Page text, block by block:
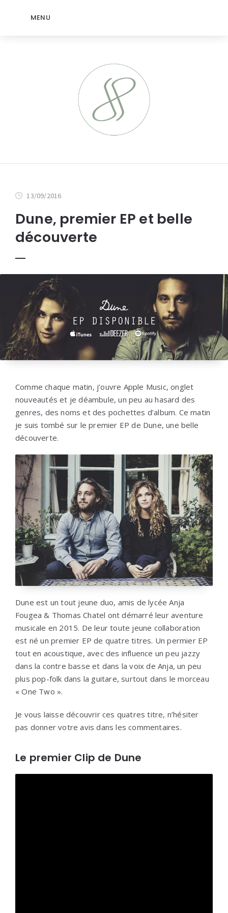
MENU
13/09/2016
Dune, premier EP et belle
découverte
Comme chaque matin, j’ouvre Apple Music, onglet
nouveautés et je déambule, un peu au hasard des
genres, des noms et des pochettes d’album. Ce matin
je suis tombé sur le premier EP de Dune, une belle
découverte.
Dune est un tout jeune duo, amis de lycée Anja
Fougea & Thomas Chatel ont démarré leur aventure
musicale en 2015. De leur toute jeune collaboration
est né un premier EP de quatre titres. Un permier EP
tout en acoustique, avec des influence un peu jazzy
dans la contre basse et dans la voix de Anja, un peu
plus pop-folk dans la guitare, surtout dans le morceau
« One Two ».
Je vous laisse découvrir ces quatres titre, n’hésiter
pas donner votre avis dans les commentaires.
Le premier Clip de Dune